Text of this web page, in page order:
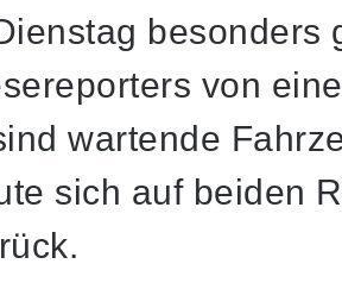
besonders
von
wartende
sich auf beiden